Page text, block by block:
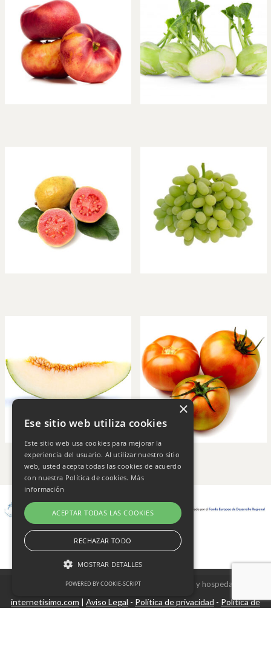
Copyright © 2026 Frutas Champi s.l. - Diseño y hospedaje
internetísimo.com | Aviso Legal - Política de privacidad - Política de
×
Ese sitio web utiliza cookies
Este sitio web usa cookies para mejorar la
experiencia del usuario. Al utilizar nuestro sitio
web, usted acepta todas las cookies de acuerdo
con nuestra Política de cookies. Más
información
ACEPTAR TODAS LAS COOKIES
RECHAZAR TODO
MOSTRAR DETALLES
POWERED BY COOKIE-SCRIPT